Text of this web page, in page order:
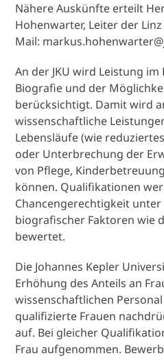
Nähere Auskünfte erteilt
Hohenwarter, Leiter der
Mail:
An der JKU wird Leistung
Biografie und der
berücksichtigt. Damit wird
wissenschaftliche
Lebensläufe (wie
oder Unterbrechung der
von Pflege,
können. Qualifikationen
Chancengerechtigkeit
biografischer Faktoren wie
bewertet.
Die Johannes Kepler
Erhöhung des Anteils an
wissenschaftlichen
qualifizierte Frauen
auf. Bei gleicher
Frau aufgenommen.